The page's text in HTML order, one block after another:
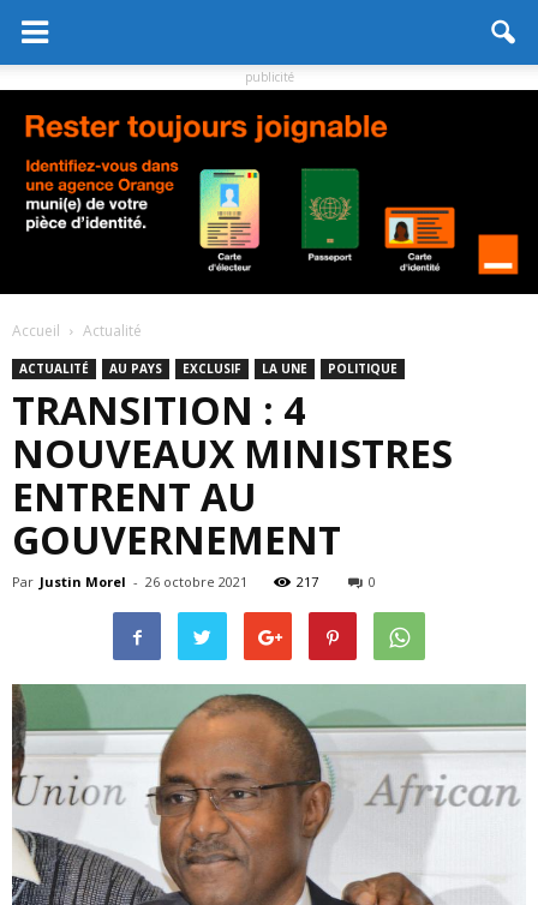
publicité
Accueil Actualité
ACTUALITÉ AU PAYS EXCLUSIF LA UNE POLITIQUE
TRANSITION : 4
NOUVEAUX MINISTRES
ENTRENT AU
GOUVERNEMENT
Par Justin Morel - 26 octobre 2021 217 0